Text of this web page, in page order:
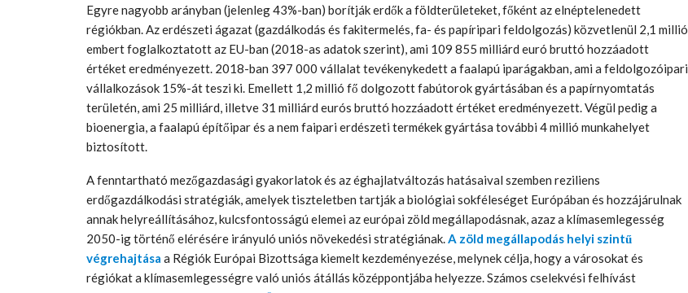
Egyre nagyobb arányban (jelenleg 43%-ban) borítják erdők a földterületeket, főként az elnéptelenedett
régiókban. Az erdészeti ágazat (gazdálkodás és fakitermelés, fa- és papíripari feldolgozás) közvetlenül 2,1 millió
embert foglalkoztatott az EU-ban (2018-as adatok szerint), ami 109 855 milliárd euró bruttó hozzáadott
értéket eredményezett. 2018-ban 397 000 vállalat tevékenykedett a faalapú iparágakban, ami a feldolgozóipari
vállalkozások 15%-át teszi ki. Emellett 1,2 millió fő dolgozott fabútorok gyártásában és a papírnyomtatás
területén, ami 25 milliárd, illetve 31 milliárd eurós bruttó hozzáadott értéket eredményezett. Végül pedig a
bioenergia, a faalapú építőipar és a nem faipari erdészeti termékek gyártása további 4 millió munkahelyet
biztosított.
A fenntartható mezőgazdasági gyakorlatok és az éghajlatváltozás hatásaival szemben reziliens
erdőgazdálkodási stratégiák, amelyek tiszteletben tartják a biológiai sokféleséget Európában és hozzájárulnak
annak helyreállításához, kulcsfontosságú elemei az európai zöld megállapodásnak, azaz a klímasemlegesség
2050-ig történő elérésére irányuló uniós növekedési stratégiának.A zöld megállapodás helyi szintű
végrehajtása a Régiók Európai Bizottsága kiemelt kezdeményezése, melynek célja, hogy a városokat és
régiókat a klímasemlegességre való uniós átállás középpontjába helyezze. Számos cselekvési felhívást